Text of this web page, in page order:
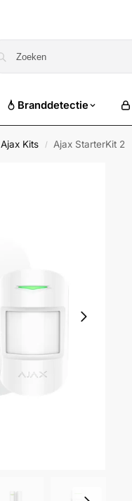
Branddetectie
Ajax Kits / Ajax StarterKit 2